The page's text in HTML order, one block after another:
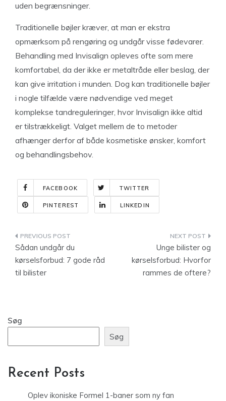
uden begrænsninger.
Traditionelle bøjler kræver, at man er ekstra
opmærksom på rengøring og undgår visse fødevarer.
Behandling med Invisalign opleves ofte som mere
komfortabel, da der ikke er metaltråde eller beslag, der
kan give irritation i munden. Dog kan traditionelle bøjler
i nogle tilfælde være nødvendige ved meget
komplekse tandreguleringer, hvor Invisalign ikke altid
er tilstrækkeligt. Valget mellem de to metoder
afhænger derfor af både kosmetiske ønsker, komfort
og behandlingsbehov.
FACEBOOK TWITTER
PINTEREST LINKEDIN
Indlægsnavigation
Sådan undgår du
kørselsforbud: 7 gode råd
til bilister
Unge bilister og
kørselsforbud: Hvorfor
rammes de oftere?
Søg
Søg
Recent Posts
Oplev ikoniske Formel 1-baner som ny fan